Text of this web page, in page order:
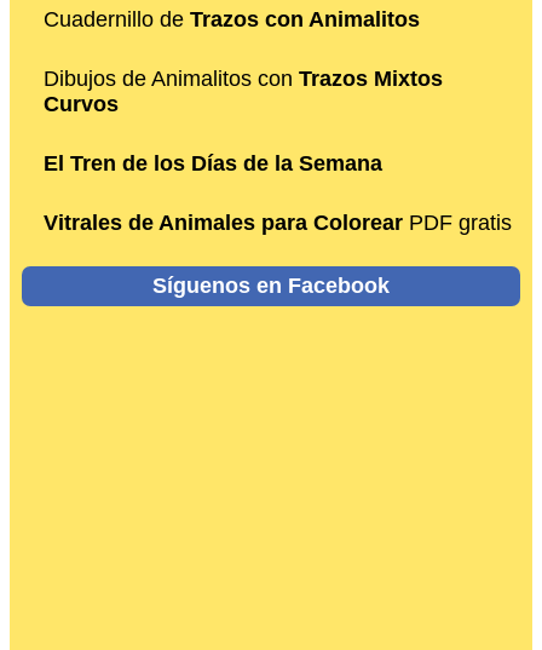
Cuadernillo de Trazos con Animalitos
Dibujos de Animalitos con Trazos Mixtos
Curvos
El Tren de los Días de la Semana
Vitrales de Animales para Colorear PDF gratis
Síguenos en Facebook